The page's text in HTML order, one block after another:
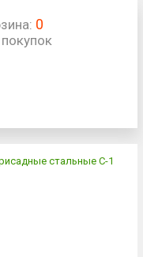
0
покупок
стальные С-1